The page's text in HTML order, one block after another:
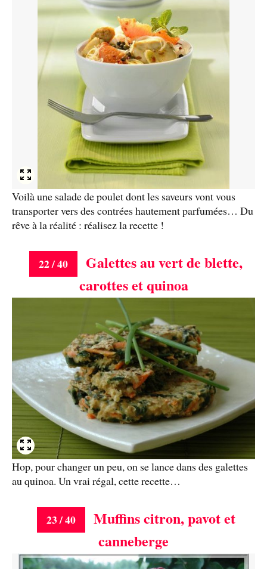
Voilà une salade de poulet dont les saveurs vont vous
transporter vers des contrées hautement parfumées… Du
rêve à la réalité : réalisez la recette !
22 / 40
Galettes au vert de blette,
carottes et quinoa
Hop, pour changer un peu, on se lance dans des galettes
au quinoa. Un vrai régal, cette recette…
23 / 40
Muffins citron, pavot et
canneberge